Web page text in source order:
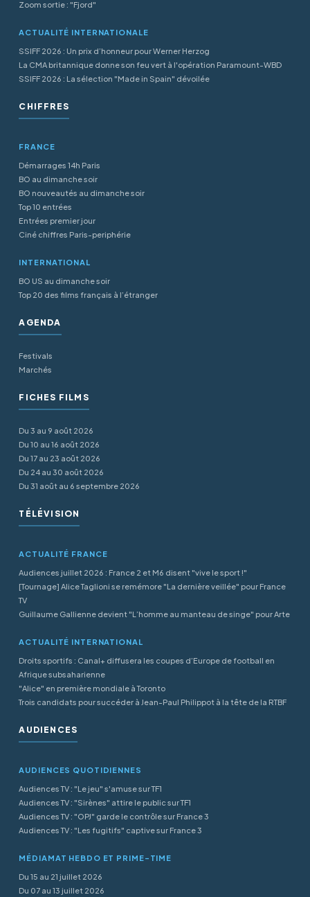
Zoom sortie : "Fjord"
ACTUALITÉ INTERNATIONALE
SSIFF 2026 : Un prix d’honneur pour Werner Herzog
La CMA britannique donne son feu vert à l'opération Paramount-WBD
SSIFF 2026 : La sélection "Made in Spain" dévoilée
CHIFFRES
FRANCE
Démarrages 14h Paris
BO au dimanche soir
BO nouveautés au dimanche soir
Top 10 entrées
Entrées premier jour
Ciné chiffres Paris-periphérie
INTERNATIONAL
BO US au dimanche soir
Top 20 des films français à l’étranger
AGENDA
Festivals
Marchés
FICHES FILMS
Du 3 au 9 août 2026
Du 10 au 16 août 2026
Du 17 au 23 août 2026
Du 24 au 30 août 2026
Du 31 août au 6 septembre 2026
TÉLÉVISION
ACTUALITÉ FRANCE
Audiences juillet 2026 : France 2 et M6 disent "vive le sport !"
[Tournage] Alice Taglioni se remémore "La dernière veillée" pour France
TV
Guillaume Gallienne devient "L’homme au manteau de singe" pour Arte
ACTUALITÉ INTERNATIONAL
Droits sportifs : Canal+ diffusera les coupes d’Europe de football en
Afrique subsaharienne
"Alice" en première mondiale à Toronto
Trois candidats pour succéder à Jean-Paul Philippot à la tête de la RTBF
AUDIENCES
AUDIENCES QUOTIDIENNES
Audiences TV : "Le jeu" s'amuse sur TF1
Audiences TV : "Sirènes" attire le public sur TF1
Audiences TV : "OPJ" garde le contrôle sur France 3
Audiences TV : "Les fugitifs" captive sur France 3
MÉDIAMAT HEBDO ET PRIME-TIME
Du 15 au 21 juillet 2026
Du 07 au 13 juillet 2026